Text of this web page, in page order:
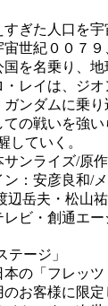
ぎた人口を宇
宙世紀００７
国を名乗り、
・レイは、ジ
ガンダムに乗
の戦いを強
していく。
サンライズ/原
ン：安彦良和/
辺岳夫・松山
ビ・創通エー
ージ」
の「フレッツ
のお客様に限